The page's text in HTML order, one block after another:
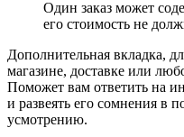
Один заказ может
его стоимость не
Дополнительная вкладка,
магазине, доставке или
Поможет вам ответить на
и развеять его сомнения в
усмотрению.